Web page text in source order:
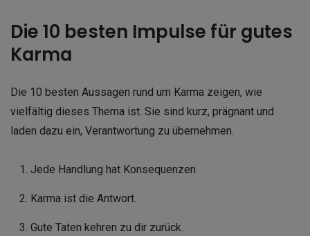
Die 10 besten Impulse für gutes
Karma
Die 10 besten Aussagen rund um Karma zeigen, wie
vielfältig dieses Thema ist. Sie sind kurz, prägnant und
laden dazu ein, Verantwortung zu übernehmen.
Jede Handlung hat Konsequenzen.
Karma ist die Antwort.
Gute Taten kehren zu dir zurück.